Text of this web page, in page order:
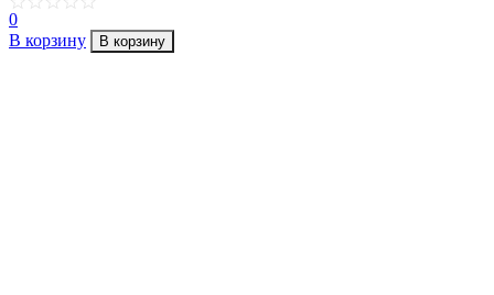
0
В корзину
В корзину